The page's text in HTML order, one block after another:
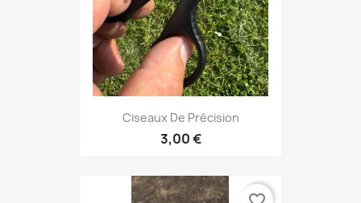
Ciseaux De Précision
3,00 €